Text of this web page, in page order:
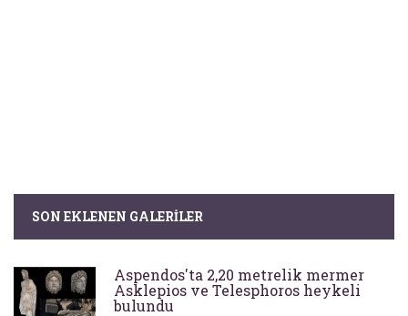
SON EKLENEN GALERILER
Aspendos'ta 2,20 metrelik mermer
Asklepios ve Telesphoros heykeli
bulundu